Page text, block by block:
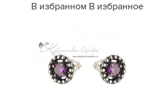
В избранном В избранное